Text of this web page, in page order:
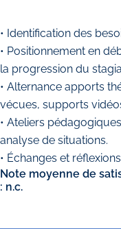
• Identification des
• Positionnement en
la progression du
• Alternance apports
vécues, supports
• Ateliers
analyse de situations.
• Échanges et
Note moyenne de
: n.c.